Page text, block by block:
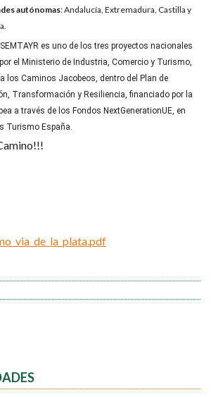
autónomas: Andalucía, Extremadura, Castilla y
es uno de los tres proyectos nacionales
el Ministerio de Industria, Comercio y Turismo,
los Caminos Jacobeos, dentro del Plan de
Transformación y Resiliencia, financiado por la
a través de los Fondos NextGenerationUE, en
Turismo España.